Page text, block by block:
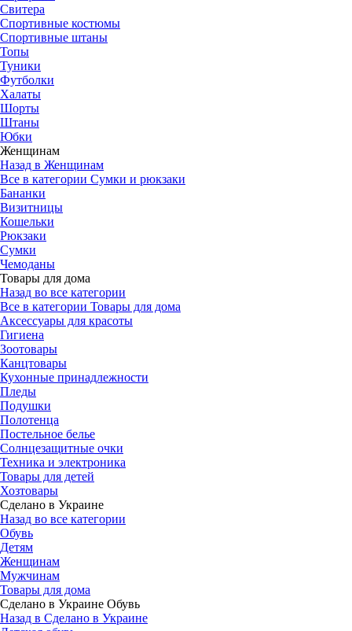
Свитера
Спортивные костюмы
Спортивные штаны
Топы
Туники
Футболки
Халаты
Шорты
Штаны
Юбки
Женщинам
Назад в Женщинам
Все в категории Сумки и рюкзаки
Бананки
Визитницы
Кошельки
Рюкзаки
Сумки
Чемоданы
Товары для дома
Назад во все категории
Все в категории Товары для дома
Аксессуары для красоты
Гигиена
Зоотовары
Канцтовары
Кухонные принадлежности
Пледы
Подушки
Полотенца
Постельное белье
Солнцезащитные очки
Техника и электроника
Товары для детей
Хозтовары
Сделано в Украине
Назад во все категории
Обувь
Детям
Женщинам
Мужчинам
Товары для дома
Сделано в Украине Обувь
Назад в Сделано в Украине